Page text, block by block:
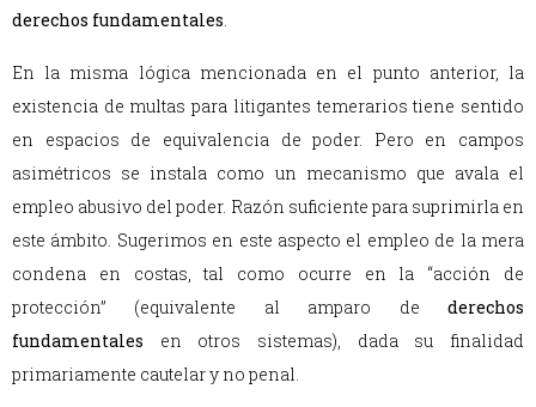
derechos fundamentales.
En la misma lógica mencionada en el punto anterior, la
existencia de multas para litigantes temerarios tiene sentido
en espacios de equivalencia de poder. Pero en campos
asimétricos se instala como un mecanismo que avala el
empleo abusivo del poder. Razón suficiente para suprimirla en
este ámbito. Sugerimos en este aspecto el empleo de la mera
condena en costas, tal como ocurre en la “acción de
protección” (equivalente al amparo de derechos
fundamentales en otros sistemas), dada su finalidad
primariamente cautelar y no penal.